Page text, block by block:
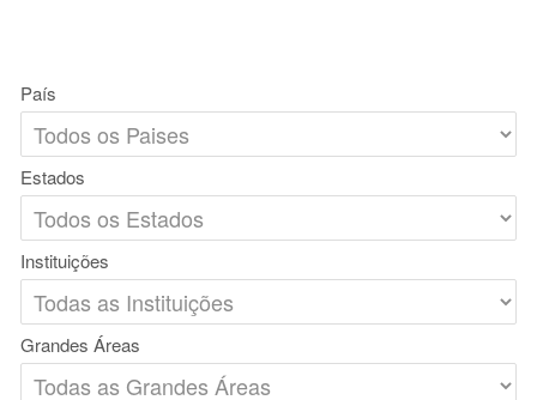
País
Estados
Instituições
Grandes Áreas